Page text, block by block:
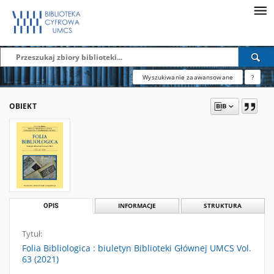
Wyszukiwanie zaawansowane ?
OBIEKT
OPIS INFORMACJE STRUKTURA
Tytuł:
Folia Bibliologica : biuletyn Biblioteki Głównej UMCS Vol.
63 (2021)